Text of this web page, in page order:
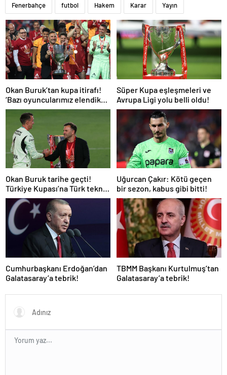
Fenerbahçe futbol Hakem Karar Yayın
Okan Buruk’tan kupa itirafı!
‘Bazı oyuncularımız elendik
diye düşündü’
Süper Kupa eşleşmeleri ve
Avrupa Ligi yolu belli oldu!
Okan Buruk tarihe geçti!
Türkiye Kupası’na Türk teknik
adam damgası
Uğurcan Çakır: Kötü geçen
bir sezon, kabus gibi bitti!
Cumhurbaşkanı Erdoğan’dan
Galatasaray’a tebrik!
TBMM Başkanı Kurtulmuş’tan
Galatasaray’a tebrik!